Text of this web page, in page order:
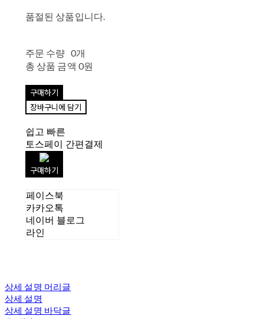
품절된 상품입니다.
주문 수량 0개
총 상품 금액 0원
구매하기
장바구니에 담기
쉽고 빠른
토스페이 간편결제
구매하기
페이스북
카카오톡
네이버 블로그
라인
상세 설명 머리글
상세 설명
상세 설명 바닥글